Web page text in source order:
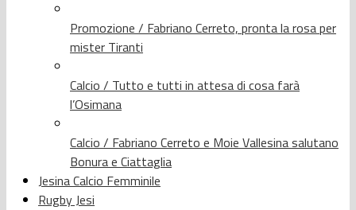
Promozione / Fabriano Cerreto, pronta la rosa per
mister Tiranti
Calcio / Tutto e tutti in attesa di cosa farà
l’Osimana
Calcio / Fabriano Cerreto e Moie Vallesina salutano
Bonura e Ciattaglia
Jesina Calcio Femminile
Rugby Jesi